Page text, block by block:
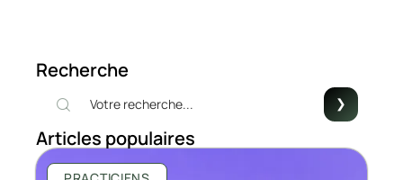
Recherche
Articles populaires